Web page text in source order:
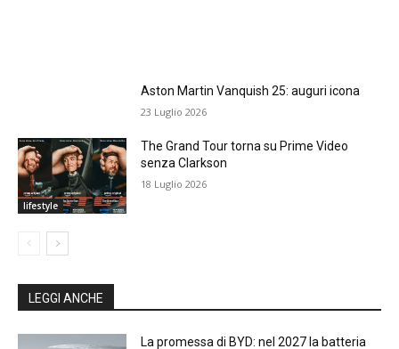
Aston Martin Vanquish 25: auguri icona
23 Luglio 2026
lifestyle
The Grand Tour torna su Prime Video
senza Clarkson
18 Luglio 2026
LEGGI ANCHE
La promessa di BYD: nel 2027 la batteria